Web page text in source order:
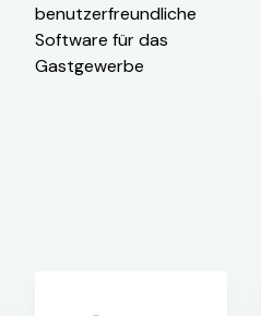
benutzerfreundliche
Software für das
Gastgewerbe